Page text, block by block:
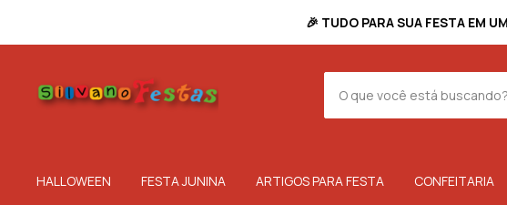
🎉 TUDO PARA SUA FESTA EM
HALLOWEEN FESTA JUNINA ARTIGOS PARA FESTA CONFEITARIA